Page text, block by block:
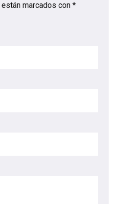
marcados con *